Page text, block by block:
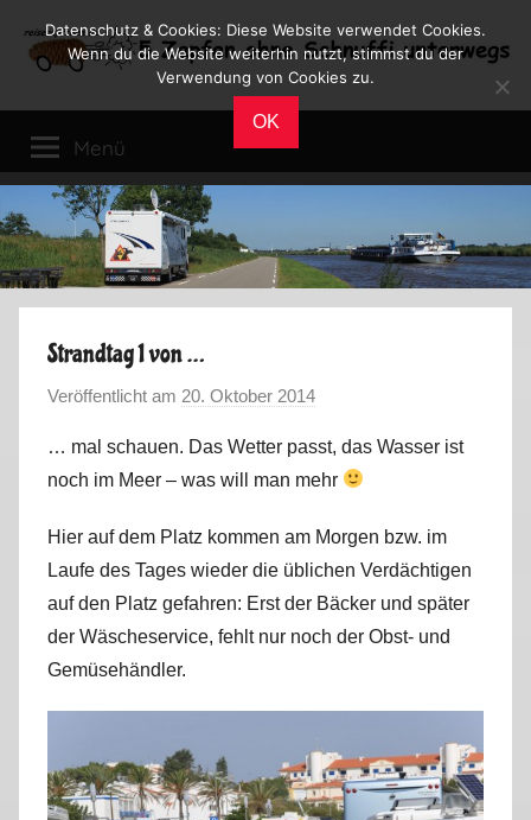
Inhalt
Reiseblog
Leben
im
Wohnmobil
Menü
Strandtag 1 von …
Veröffentlicht am 20. Oktober 2014
n
M
r
k
u
s
… mal schauen. Das Wetter passt, das Wasser ist
noch im Meer – was will man mehr
Hier auf dem Platz kommen am Morgen bzw. im
Laufe des Tages wieder die üblichen Verdächtigen
auf den Platz gefahren: Erst der Bäcker und später
der Wäscheservice, fehlt nur noch der Obst- und
Gemüsehändler.
Datenschutz & Cookies: Diese Website verwendet Cookies.
Wenn du die Website weiterhin nutzt, stimmst du der
Verwendung von Cookies zu.
OK